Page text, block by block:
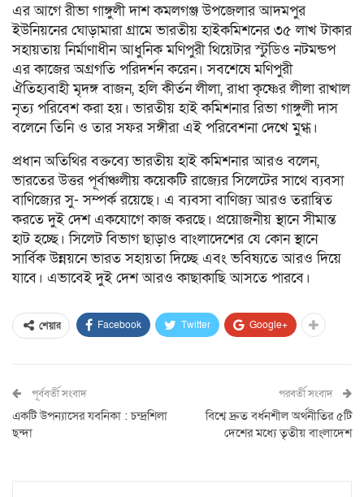
এর আগে রীভা গাঙ্গুলী দাশ কমলগঞ্জ উপজেলার আদমপুর
ইউনিয়নের ঘোড়ামারা গ্রামে ভারতীয় হাইকমিশনের ৩৫ লাখ টাকার
সহায়তায় নির্মাণাধীন আধুনিক মণিপুরী থিয়েটার স্টুডিও নটমন্ডপ
এর কাজের অগ্রগতি পরিদর্শন করেন। সবশেষে মণিপুরী
ঐতিহ্যবাহী মৃদঙ্গ বাজন, হলি কীর্তন লীলা, রাধা কৃষ্ণের লীলা রাখাল
নৃত্য পরিবেশ করা হয়। ভারতীয় হাই কমিশনার রিভা গাঙ্গুলী দাস
বলেনে তিনি ও তার সফর সঙ্গীরা এই পরিবেশনা দেখে মুগ্ধ।
প্রধান অতিথির বক্তব্যে ভারতীয় হাই কমিশনার আরও বলেন,
ভারতের উত্তর পূর্বাঞ্চলীয় কয়েকটি রাজ্যের সিলেটের সাথে ব্যবসা
বাণিজ্যের সু- সম্পর্ক রয়েছে। এ ব্যবসা বাণিজ্য আরও তরান্বিত
করতে দুই দেশ একযোগে কাজ করছে। প্রয়োজনীয় স্থানে সীমান্ত
হাট হচ্ছে। সিলেট বিভাগ ছাড়াও বাংলাদেশের যে কোন স্থানে
সার্বিক উন্নয়নে ভারত সহায়তা দিচ্ছে এবং ভবিষ্যতে আরও দিয়ে
যাবে। এভাবেই দুই দেশ আরও কাছাকাছি আসতে পারবে।
শেয়ার Facebook Twitter Google+
পূর্ববর্তী সংবাদ
একটি উপন্যাসের যবনিকা : চন্দ্রশিলা
ছন্দা
পরবর্তী সংবাদ
বিশ্বে দ্রুত বর্ধনশীল অর্থনীতির ৫টি
দেশের মধ্যে তৃতীয় বাংলাদেশ